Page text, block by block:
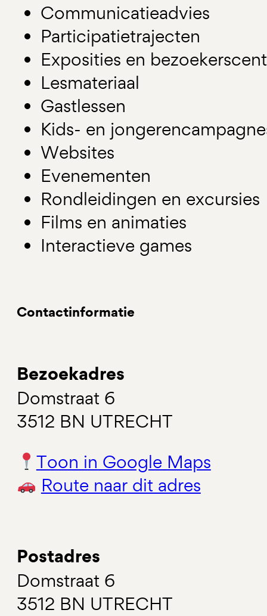
Communicatieadvies
Participatietrajecten
Exposities en
Lesmateriaal
Gastlessen
Kids- en
Websites
Evenementen
Rondleidingen en excursies
Films en animaties
Interactieve games
Contactinformatie
Bezoekadres
Domstraat 6
3512 BN UTRECHT
Toon in Google Maps
Route naar dit adres
Postadres
Domstraat 6
3512 BN UTRECHT